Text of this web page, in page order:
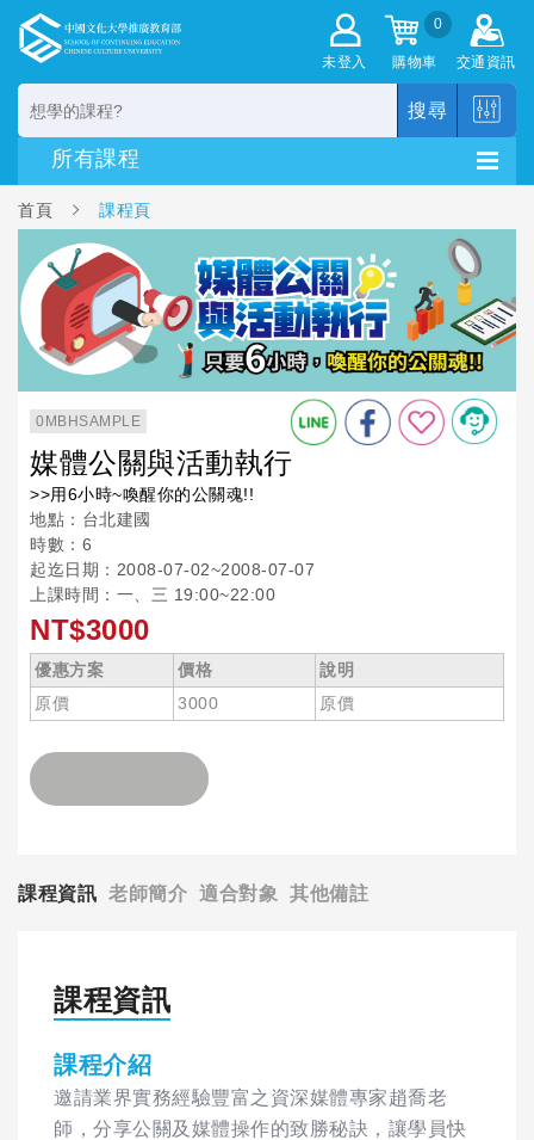
未登入
0
購物車 交通資訊
搜尋
首頁 課程頁
0MBHSAMPLE
媒體公關與活動執行
>>用6小時~喚醒你的公關魂!!
地點：台北建國
時數：6
起迄日期：2008-07-02~2008-07-07
上課時間：一、三 19:00~22:00
NT$3000
優惠方案 價格
說明
原價
3000 原價
課程資訊 老師簡介 適合對象 其他備註
課程資訊
課程介紹
邀請業界實務經驗豐富之資深媒體專家趙喬老
師，分享公關及媒體操作的致勝秘訣，讓學員快